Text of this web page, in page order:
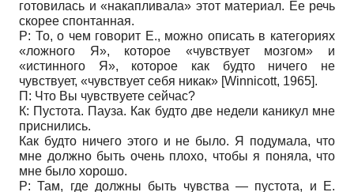
готовилась и «накапливала» этот материал. Ее речь
скорее спонтанная.
Р: То, о чем говорит Е., можно описать в категориях
«ложного Я», которое «чувствует мозгом» и
«истинного Я», которое как будто ничего не
чувствует, «чувствует себя никак» [Winnicott, 1965].
П: Что Вы чувствуете сейчас?
К: Пустота. Пауза. Как будто две недели каникул мне
приснились.
Как будто ничего этого и не было. Я подумала, что
мне должно быть очень плохо, чтобы я поняла, что
мне было хорошо.
Р: Там, где должны быть чувства — пустота, и Е.